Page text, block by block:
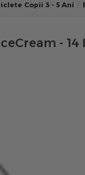
Copii 3 - 5 Ani
- 14